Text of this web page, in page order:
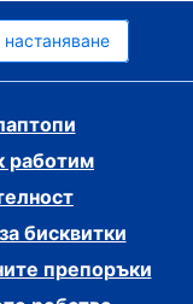
работим
бисквитки
препоръки